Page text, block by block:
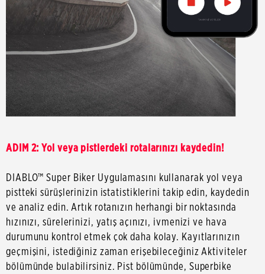
ADIM 2: Yol veya pistlerdeki rotalarınızı kaydedin!
DIABLO™ Super Biker Uygulamasını kullanarak yol veya
pistteki sürüşlerinizin istatistiklerini takip edin, kaydedin
ve analiz edin. Artık rotanızın herhangi bir noktasında
hızınızı, sürelerinizi, yatış açınızı, ivmenizi ve hava
durumunu kontrol etmek çok daha kolay. Kayıtlarınızın
geçmişini, istediğiniz zaman erişebileceğiniz Aktiviteler
bölümünde bulabilirsiniz. Pist bölümünde, Superbike